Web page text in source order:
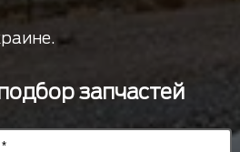
запчастей